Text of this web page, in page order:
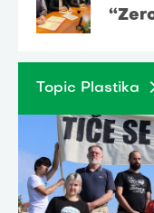
Topic Plastika